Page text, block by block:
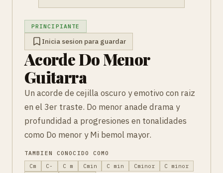
PRINCIPIANTE
Inicia sesion para guardar
Acorde Do Menor
Guitarra
Un acorde de cejilla oscuro y emotivo con raiz
en el 3er traste. Do menor anade drama y
profundidad a progresiones en tonalidades
como Do menor y Mi bemol mayor.
TAMBIEN CONOCIDO COMO
Cm
C- C m Cmin C min Cminor
C minor